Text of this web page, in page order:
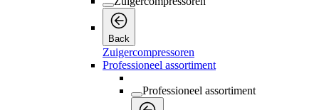
Back
Zuigercompressoren
Professioneel assortiment
Professioneel assortiment